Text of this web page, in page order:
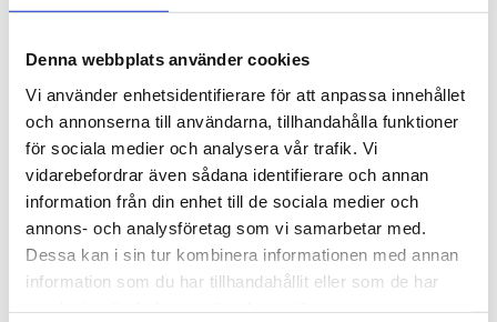
Denna webbplats använder cookies
Vi använder enhetsidentifierare för att anpassa innehållet
och annonserna till användarna, tillhandahålla funktioner
för sociala medier och analysera vår trafik. Vi
vidarebefordrar även sådana identifierare och annan
information från din enhet till de sociala medier och
annons- och analysföretag som vi samarbetar med.
Dessa kan i sin tur kombinera informationen med annan
information som du har tillhandahållit eller som de har
hjälp med att sluta.
Skolan som stöd för
nikotinfrihet
Rökning, användning av snus, nikotinpåsar eller e-cigaretter
på läroanstaltens område är förbjudet både för elever,
personal och besökare. Förbudet att använda
nikotinprodukter gäller även kvälls- och
semesteranvändning av läroanstaltens lokaler. På skolans